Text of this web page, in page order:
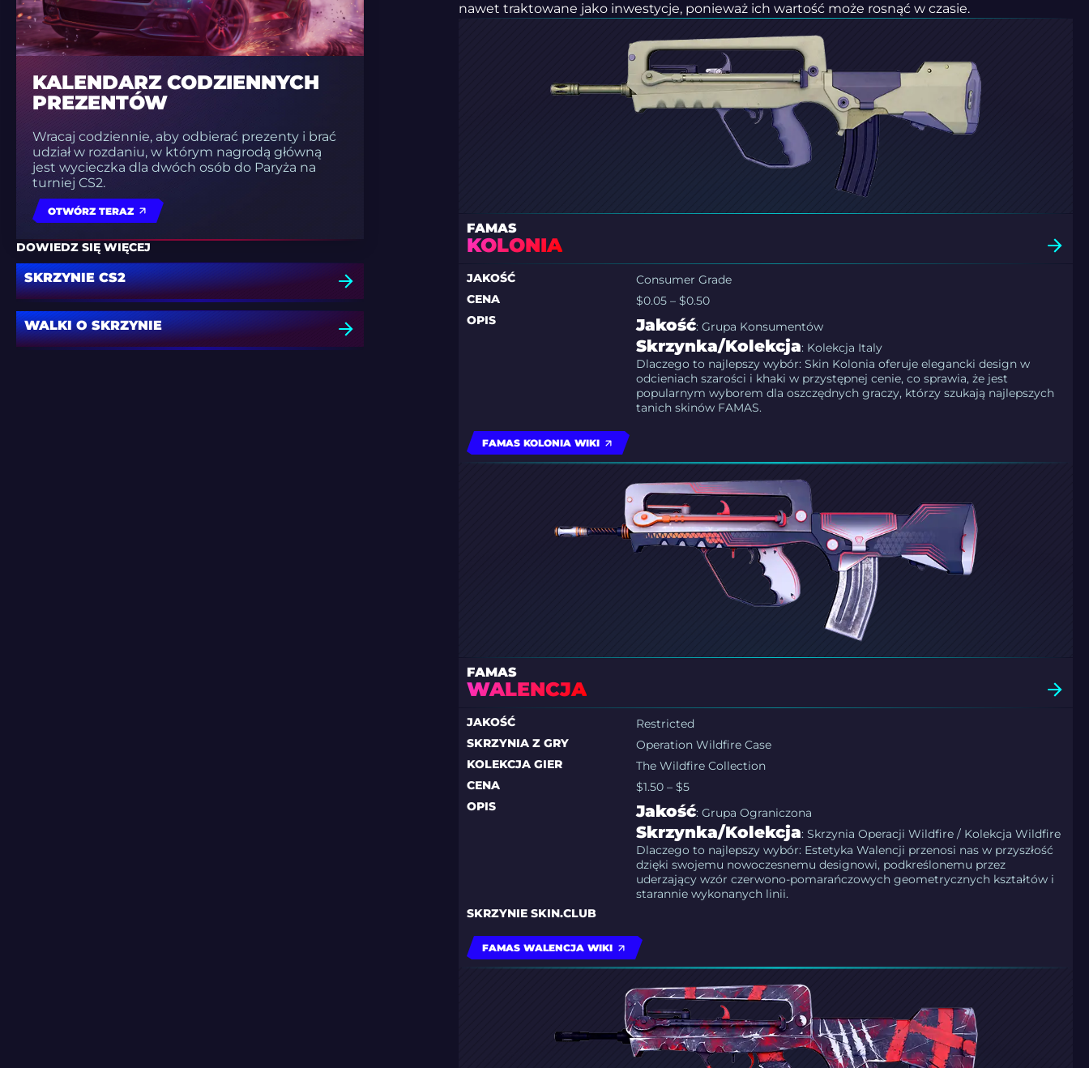
KALENDARZ CODZIENNYCH
PREZENTÓW
Wracaj codziennie, aby odbierać prezenty i brać
udział w rozdaniu, w którym nagrodą główną
jest wycieczka dla dwóch osób do Paryża na
turniej CS2.
OTWÓRZ TERAZ
DOWIEDZ SIĘ WIĘCEJ
SKRZYNIE CS2
WALKI O SKRZYNIE
nawet traktowane jako inwestycje, ponieważ ich wartość może rosnąć w czasie.
FAMAS
KOLONIA
JAKOŚĆ
Consumer Grade
CENA
$0.05 – $0.50
OPIS
Jakość: Grupa Konsumentów
Skrzynka/Kolekcja: Kolekcja Italy
Dlaczego to najlepszy wybór: Skin Kolonia oferuje elegancki design w
odcieniach szarości i khaki w przystępnej cenie, co sprawia, że jest
popularnym wyborem dla oszczędnych graczy, którzy szukają najlepszych
tanich skinów FAMAS.
FAMAS KOLONIA WIKI
FAMAS
WALENCJA
JAKOŚĆ
Restricted
SKRZYNIA Z GRY
Operation Wildfire Case
KOLEKCJA GIER
The Wildfire Collection
CENA
$1.50 – $5
OPIS
Jakość: Grupa Ograniczona
Skrzynka/Kolekcja: Skrzynia Operacji Wildfire / Kolekcja Wildfire
Dlaczego to najlepszy wybór: Estetyka Walencji przenosi nas w przyszłość
dzięki swojemu nowoczesnemu designowi, podkreślonemu przez
uderzający wzór czerwono-pomarańczowych geometrycznych kształtów i
starannie wykonanych linii.
SKRZYNIE SKIN.CLUB
FAMAS WALENCJA WIKI